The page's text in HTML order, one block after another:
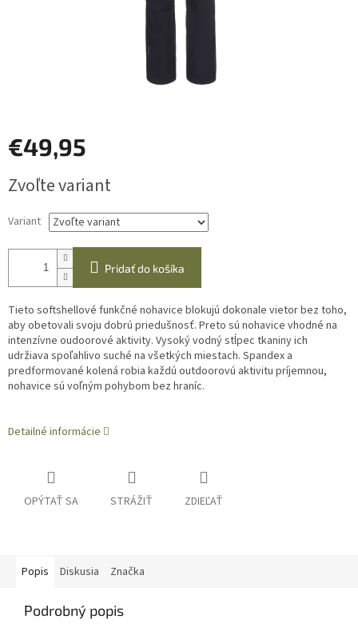
€49,95
cena:
Zvoľte variant
Variant
Pridať do košíka
Tieto softshellové funkčné nohavice blokujú dokonale vietor bez toho,
aby obetovali svoju dobrú priedušnosť. Preto sú nohavice vhodné na
intenzívne oudoorové aktivity. Vysoký vodný stĺpec tkaniny ich
udržiava spoľahlivo suché na všetkých miestach. Spandex a
predformované kolená robia každú outdoorovú aktivitu príjemnou,
nohavice sú voľným pohybom bez hraníc.
Detailné informácie
OPÝTAŤ SA STRÁŽIŤ ZDIEĽAŤ
Popis Diskusia Značka
Podrobný popis